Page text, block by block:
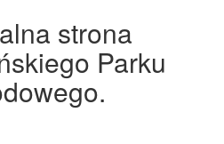
strona
Parku